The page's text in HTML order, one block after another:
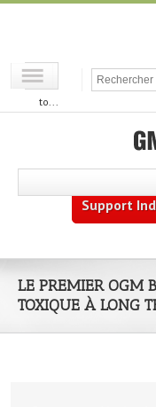
Go
to...
Support
LE PREMIER OGM
TOXIQUE À LONG